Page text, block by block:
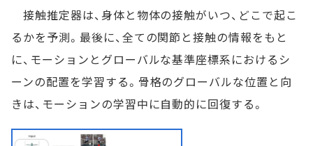
接触推定器は、身体と物体の接触がいつ、どこで起こ
るかを予測。最後に、全ての関節と接触の情報をもと
に、モーションとグローバルな基準座標系におけるシ
ーンの配置を学習する。骨格のグローバルな位置と向
きは、モーションの学習中に自動的に回復する。